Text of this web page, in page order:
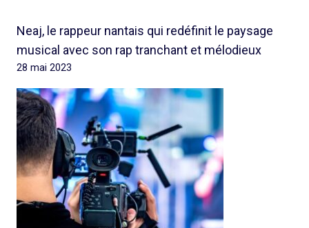
Neaj, le rappeur nantais qui redéfinit le paysage
musical avec son rap tranchant et mélodieux
28 mai 2023